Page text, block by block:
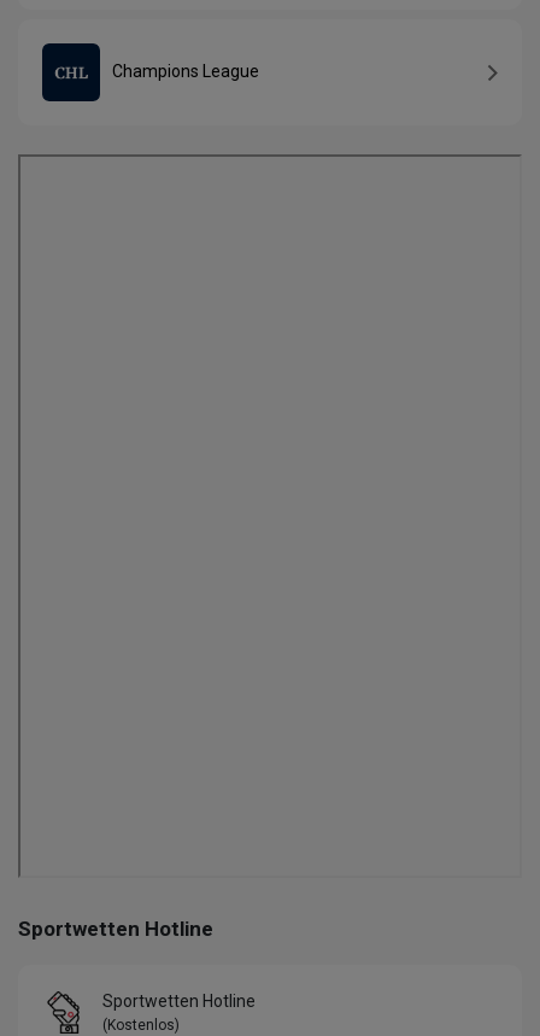
Champions League
Sportwetten Hotline
Sportwetten Hotline
(Kostenlos)